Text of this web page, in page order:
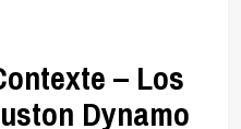
– Los
Dynamo